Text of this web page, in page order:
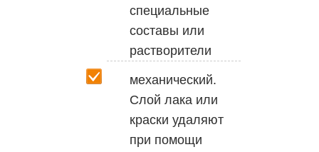
специальные
составы или
растворители
механический.
Слой лака или
краски удаляют
при помощи